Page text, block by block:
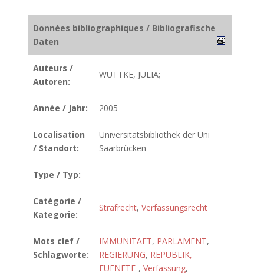
Données bibliographiques / Bibliografische
Daten
Auteurs /
Autoren:
WUTTKE, JULIA;
Année / Jahr: 2005
Localisation
/ Standort:
Universitätsbibliothek der Uni
Saarbrücken
Type / Typ:
Catégorie /
Kategorie:
Strafrecht, Verfassungsrecht
Mots clef /
Schlagworte:
IMMUNITAET, PARLAMENT,
REGIERUNG, REPUBLIK,
FUENFTE-, Verfassung,